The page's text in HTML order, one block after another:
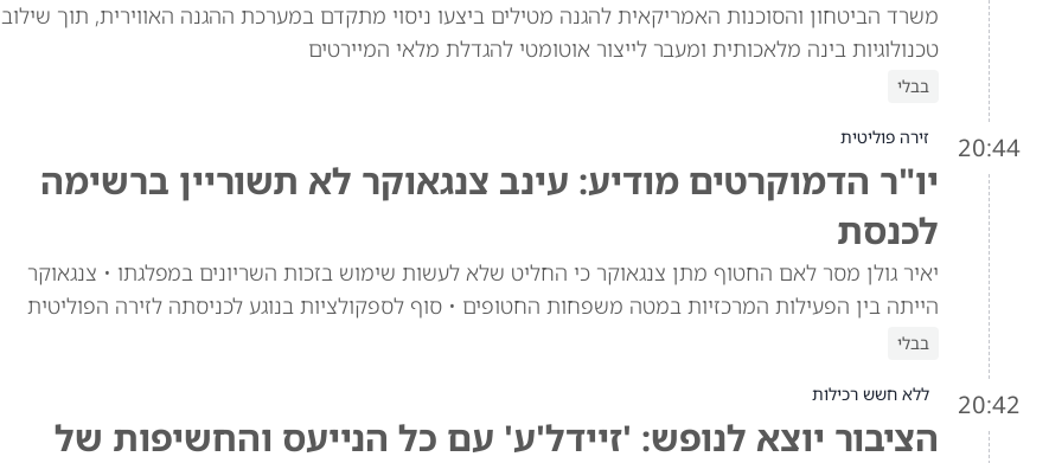
משרד הביטחון והסוכנות האמריקאית להגנה מטילים ביצעו ניסוי מתקדם במערכת ההגנה האווירית, תוך שילוב
טכנולוגיות בינה מלאכותית ומעבר לייצור אוטומטי להגדלת מלאי המיירטים
בבלי
20:44 זירה פוליטית
יו"ר הדמוקרטים מודיע: עינב צנגאוקר לא תשוריין ברשימה
לכנסת
יאיר גולן מסר לאם החטוף מתן צנגאוקר כי החליט שלא לעשות שימוש בזכות השריונים במפלגתו • צנגאוקר
הייתה בין הפעילות המרכזיות במטה משפחות החטופים • סוף לספקולציות בנוגע לכניסתה לזירה הפוליטית
בבלי
20:42 ללא חשש רכילות
הציבור יוצא לנופש: 'זיידל'ע' עם כל הנייעס והחשיפות של